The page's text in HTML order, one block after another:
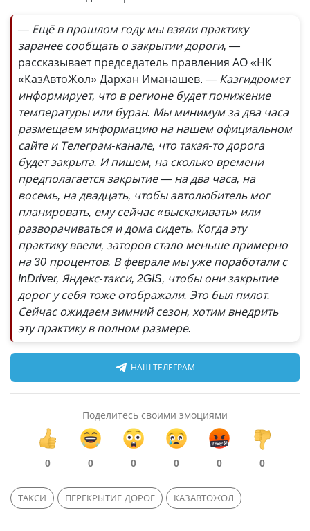
— Ещё в прошлом году мы взяли практику
заранее сообщать о закрытии дороги, —
рассказывает председатель правления АО «НК
«КазАвтоЖол» Дархан Иманашев. — Казгидромет
информирует, что в регионе будет понижение
температуры или буран. Мы минимум за два часа
размещаем информацию на нашем официальном
сайте и Телеграм-канале, что такая-то дорога
будет закрыта. И пишем, на сколько времени
предполагается закрытие — на два часа, на
восемь, на двадцать, чтобы автолюбитель мог
планировать, ему сейчас «выскакивать» или
разворачиваться и дома сидеть. Когда эту
практику ввели, заторов стало меньше примерно
на 30 процентов. В феврале мы уже поработали с
InDriver, Яндекс-такси, 2GIS, чтобы они закрытие
дорог у себя тоже отображали. Это был пилот.
Сейчас ожидаем зимний сезон, хотим внедрить
эту практику в полном размере.
НАШ ТЕЛЕГРАМ
Поделитесь своими эмоциями
0 0 0 0 0 0
ТАКСИ ПЕРЕКРЫТИЕ ДОРОГ КАЗАВТОЖОЛ